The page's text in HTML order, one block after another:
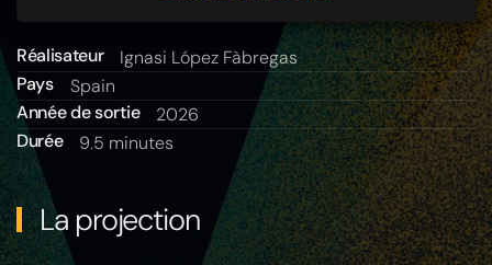
Réalisateur
Ignasi López Fàbregas
Pays
Spain
Année de sortie
2026
Durée
9.5 minutes
La projection